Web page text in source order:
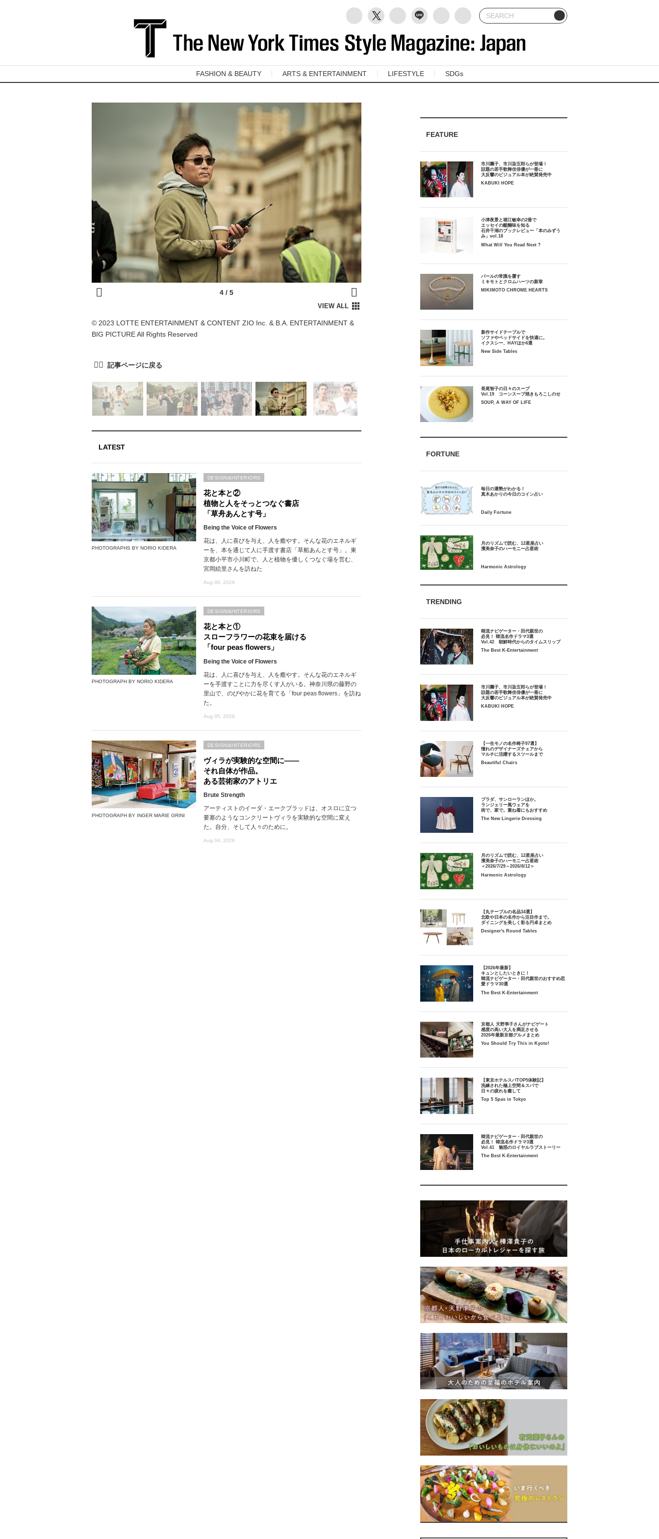
FASHION & BEAUTY ARTS & ENTERTAINMENT LIFESTYLE SDGs
© 2023 LOTTE ENTERTAINMENT & CONTENT ZIO Inc. & B.A. ENTERTAINMENT &
BIG PICTURE All Rights Reserved
LATEST
PHOTOGRAPHS BY NORIO KIDERA
花と本と②
植物と人をそっとつなぐ書店
「草舟あんとす号」
Being the Voice of Flowers
花は、人に喜びを与え、人を癒やす。そんな花のエネルギ
ーを、本を通じて人に手渡す書店「草船あんとす号」。東
京都小平市小川町で、人と植物を優しくつなぐ場を営む、
宮岡絵里さんを訪ねた
Aug 06, 2026
DESIGN&INTERIORS
PHOTOGRAPH BY NORIO KIDERA
花と本と①
スローフラワーの花束を届ける
「four peas flowers」
Being the Voice of Flowers
花は、人に喜びを与え、人を癒やす。そんな花のエネルギ
ーを手渡すことに力を尽くす人がいる。神奈川県の藤野の
里山で、のびやかに花を育てる「four peas flowers」を訪ね
た。
Aug 05, 2026
DESIGN&INTERIORS
PHOTOGRAPH BY INGER MARIE GRINI
ヴィラが実験的な空間に――
それ自体が作品。
ある芸術家のアトリエ
Brute Strength
アーティストのイーダ・エークブラッドは、オスロに立つ
要塞のようなコンクリートヴィラを実験的な空間に変え
た。自分、そして人々のために。
Aug 04, 2026
DESIGN&INTERIORS
FEATURE
市川團子、市川染五郎らが登場！
話題の若手歌舞伎俳優が一冊に
大反響のビジュアル本が絶賛発売中
KABUKI HOPE
小津夜景と堀江敏幸の2冊で
エッセイの醍醐味を知る
石井千湖のブックレビュー「本のみずう
み」vol.18
What Will You Read Next ?
パールの常識を覆す
ミキモトとクロムハーツの新章
MIKIMOTO CHROME HEARTS
新作サイドテーブルで
ソファやベッドサイドを快適に。
イクスシー、HAYほか6選
New Side Tables
長尾智子の日々のスープ
Vol.19 コーンスープ焼きもろこしのせ
SOUP, A WAY OF LIFE
FORTUNE
毎日の運勢がわかる！
月のリズムで読む、12星座占い
TRENDING
韓流ナビゲーター・田代親世の
必見！ 韓流名作ドラマ3選
Vol.42 朝鮮時代からのタイムスリップ
The Best K-Entertainment
市川團子、市川染五郎らが登場！
話題の若手歌舞伎俳優が一冊に
大反響のビジュアル本が絶賛発売中
KABUKI HOPE
【一生モノの名作椅子97選】
憧れのデザイナーズチェアから
マルチに活躍するスツールまで
Beautiful Chairs
プラダ、サンローランほか。
ランジェリー風ウェアを
街で、家で。重ね着にもおすすめ
The New Lingerie Dressing
月のリズムで読む、12星座占い
濱美奈子のハーモニー占星術
＜2026/7/29～2026/8/12＞
Harmonic Astrology
【丸テーブルの名品34選】
北欧や日本の名作から注目作まで。
ダイニングを美しく彩る円卓まとめ
Designer's Round Tables
【2026年最新】
キュンとしたいときに！
韓流ナビゲーター・田代親世のおすすめ恋
愛ドラマ30選
The Best K-Entertainment
京都人 天野準子さんがナビゲート
感度の高い大人を満足させる
2026年最新京都グルメまとめ
You Should Try This in Kyoto!
【東京ホテルスパTOP5体験記】
洗練された極上空間＆スパで
日々の疲れを癒して
Top 5 Spas in Tokyo
韓流ナビゲーター・田代親世の
必見！ 韓流名作ドラマ3選
Vol.41 魅惑のロイヤルラブストーリー
The Best K-Entertainment